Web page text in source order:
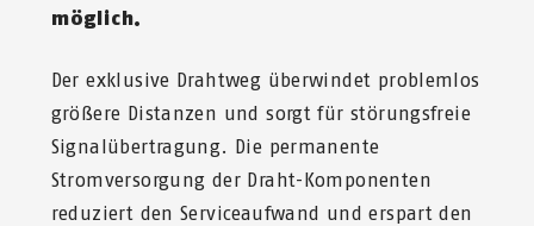
möglich.
Der exklusive Drahtweg überwindet problemlos
größere Distanzen und sorgt für störungsfreie
Signalübertragung. Die permanente
Stromversorgung der Draht-Komponenten
reduziert den Serviceaufwand und erspart den